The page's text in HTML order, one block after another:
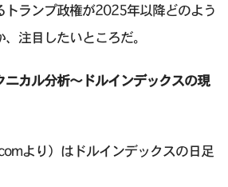
トランプ政権が2025年以降どのよう
注目したいところだ。
ニカル分析〜ドルインデックスの現
より）はドルインデックスの日足